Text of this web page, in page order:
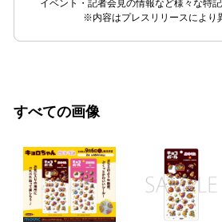
イベント・記者会見の情報など様々な特
※内容はプレスリリースにより
すべての画像